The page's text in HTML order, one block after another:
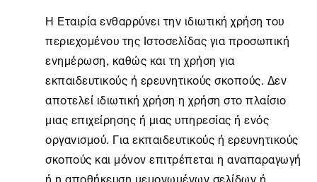
Η Εταιρία ενθαρρύνει την ιδιωτική χρήση του
περιεχομένου της Ιστοσελίδας για προσωπική
ενημέρωση, καθώς και τη χρήση για
εκπαιδευτικούς ή ερευνητικούς σκοπούς. Δεν
αποτελεί ιδιωτική χρήση η χρήση στο πλαίσιο
μιας επιχείρησης ή μιας υπηρεσίας ή ενός
οργανισμού. Για εκπαιδευτικούς ή ερευνητικούς
σκοπούς και μόνον επιτρέπεται η αναπαραγωγή
ή η αποθήκευση μεμονωμένων σελίδων ή